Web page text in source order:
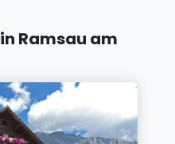
Ramsau am